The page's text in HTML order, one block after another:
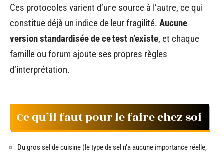
Ces protocoles varient d’une source à l’autre, ce qui
constitue déjà un indice de leur fragilité. Aucune
version standardisée de ce test n’existe, et chaque
famille ou forum ajoute ses propres règles
d’interprétation.
Ce qu’il faut pour le faire chez soi
Du gros sel de cuisine (le type de sel n’a aucune importance réelle,